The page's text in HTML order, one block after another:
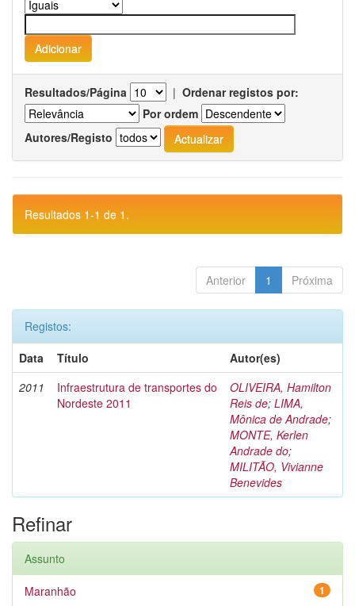
Resultados/Página | Ordenar registos por:
Por ordem
Autores/Registo
Resultados 1-1 de 1.
Anterior 1 Próxima
Registos:
Data
Título
Autor(es)
2011
Infraestrutura de transportes do
Nordeste 2011
OLIVEIRA, Hamilton
Reis de; LIMA,
Mônica de Andrade;
MONTE, Kerlen
Andrade do;
MILITÃO, Vivianne
Benevides
Refinar
Assunto
1
Maranhão